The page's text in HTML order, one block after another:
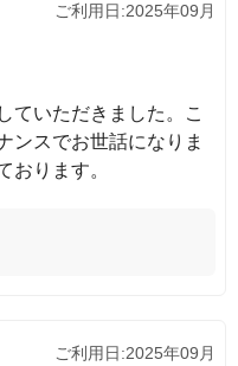
ご利用日:2025年09月
ていただきました。こ
ンスでお世話になりま
おります。
ご利用日:2025年09月